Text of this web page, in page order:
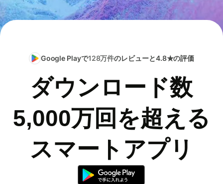
Google Playで128万件のレビューと4.8★の評価
ダウンロード数
5,000万回を超える
スマートアプリ